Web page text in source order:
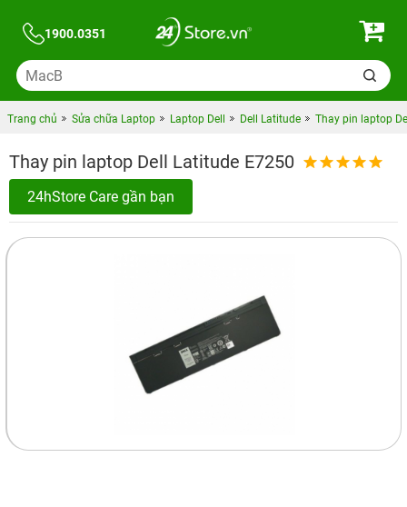
1900.0351
Trang chủ Sửa chữa Laptop Laptop Dell Dell Latitude Thay pin laptop
Thay pin laptop Dell Latitude E7250
24hStore Care gần bạn